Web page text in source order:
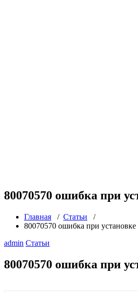
80070570 ошибка при
Главная / Статьи /
80070570 ошибка при установке
admin Статьи
80070570 ошибка при